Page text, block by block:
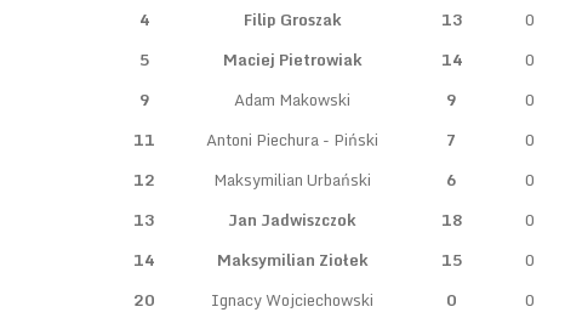
4
Filip Groszak 13 0
5
Maciej Pietrowiak 14 0
9
Adam Makowski 9 0
11
Antoni Piechura - Piński 7 0
12
Maksymilian Urbański 6 0
13
Jan Jadwiszczok 18 0
14
Maksymilian Ziołek 15 0
20
Ignacy Wojciechowski 0 0